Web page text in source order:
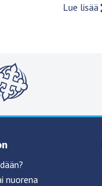
Lue lisää
nuorena